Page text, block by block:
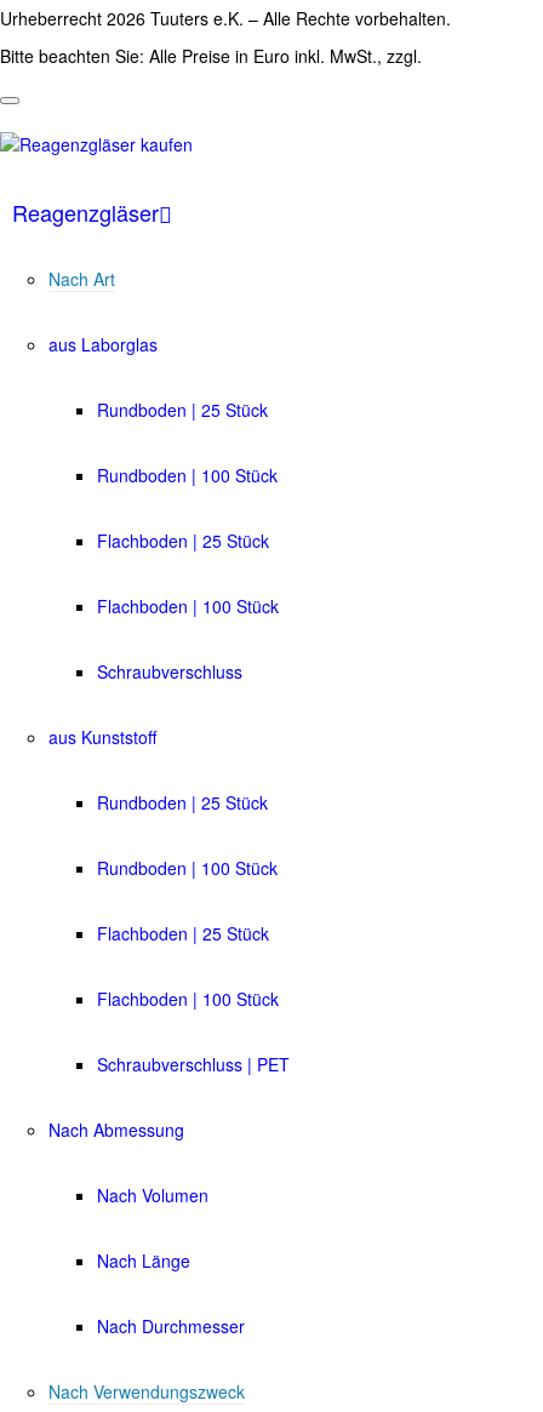
Urheberrecht 2026 Tuuters e.K. – Alle Rechte vorbehalten.
Bitte beachten Sie: Alle Preise in Euro inkl. MwSt., zzgl.
Reagenzgläser
Nach Art
aus Laborglas
Rundboden | 25 Stück
Rundboden | 100 Stück
Flachboden | 25 Stück
Flachboden | 100 Stück
Schraubverschluss
aus Kunststoff
Rundboden | 25 Stück
Rundboden | 100 Stück
Flachboden | 25 Stück
Flachboden | 100 Stück
Schraubverschluss | PET
Nach Abmessung
Nach Volumen
Nach Länge
Nach Durchmesser
Nach Verwendungszweck